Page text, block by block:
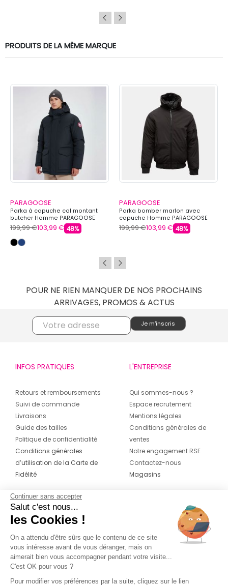
PRODUITS DE LA MÊME MARQUE
PARAGOOSE
Parka à capuche col montant
butcher Homme PARAGOOSE
199,99 €103,99 € 48%
PARAGOOSE
Parka bomber marlon avec
capuche Homme PARAGOOSE
199,99 €103,99 € 48%
POUR NE RIEN MANQUER DE NOS PROCHAINS
ARRIVAGES, PROMOS & ACTUS
INFOS PRATIQUES
Retours et remboursements
Suivi de commande
Livraisons
Guide des tailles
Politique de confidentialité
Conditions générales
d’utilisation de la Carte de
Fidélité
L'ENTREPRISE
Qui sommes-nous ?
Espace recrutement
Mentions légales
Conditions générales de
ventes
Notre engagement RSE
Contactez-nous
Magasins
CONTACT
04 42 20 78 42
Du lundi au jeudi de 8h30 à 16h30 & le
vendredi de 8h30 à 15h30
Continuer sans accepter
Salut c'est nous...
les Cookies !
On a attendu d'être sûrs que le contenu de ce site
vous intéresse avant de vous déranger, mais on
aimerait bien vous accompagner pendant votre visite...
C'est OK pour vous ?
Pour modifier vos préférences par la suite, cliquez sur le lien